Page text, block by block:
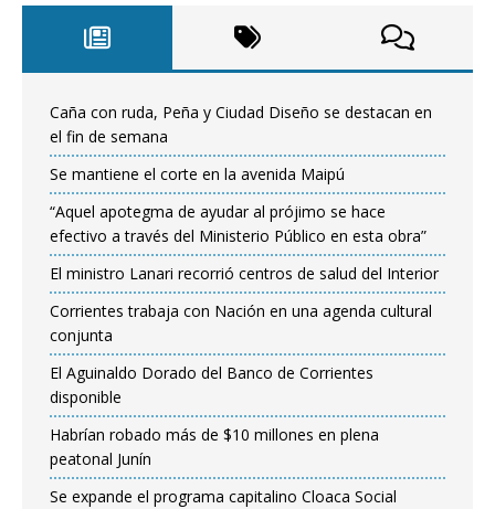
Caña con ruda, Peña y Ciudad Diseño se destacan en
el fin de semana
Se mantiene el corte en la avenida Maipú
“Aquel apotegma de ayudar al prójimo se hace
efectivo a través del Ministerio Público en esta obra”
El ministro Lanari recorrió centros de salud del Interior
Corrientes trabaja con Nación en una agenda cultural
conjunta
El Aguinaldo Dorado del Banco de Corrientes
disponible
Habrían robado más de $10 millones en plena
peatonal Junín
Se expande el programa capitalino Cloaca Social